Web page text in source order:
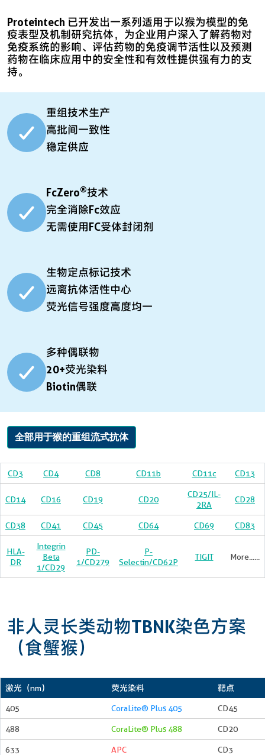
Proteintech 已开发出一系列适用于以猴为模型的免
疫表型及机制研究抗体，为企业用户深入了解药物对
免疫系统的影响、评估药物的免疫调节活性以及预测
药物在临床应用中的安全性和有效性提供强有力的支
持。
重组技术生产
高批间一致性
稳定供应
FcZero®技术
完全消除Fc效应
无需使用FC受体封闭剂
生物定点标记技术
远离抗体活性中心
荧光信号强度高度均一
多种偶联物
20+荧光染料
Biotin偶联
全部用于猴的重组流式抗体
CD3 CD4 CD8 CD11b CD11c CD13
CD14 CD16 CD19 CD20
CD25/IL-
2RA
CD28
CD38 CD41 CD45 CD64 CD69 CD83
HLA-
DR
Integrin
Beta
1/CD29
PD-
1/CD279
P-
Selectin/CD62P
TIGIT More......
非人灵长类动物TBNK染色方案
（食蟹猴）
激光（nm） 荧光染料 靶点
405 CoraLite® Plus 405 CD45
488 CoraLite® Plus 488 CD20
633 APC CD3